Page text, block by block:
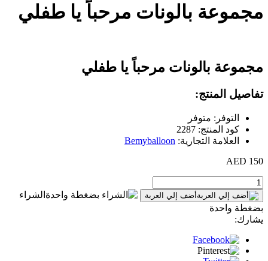
مجموعة بالونات مرحباً يا طفلي
مجموعة بالونات مرحباً يا طفلي
تفاصيل المنتج:
التوفر: متوفر
كود المنتج: 2287
العلامة التجارية: Bemyballoon
150 AED
أضف إلي العربة
الشراء
بضغطة واحدة
يشارك: